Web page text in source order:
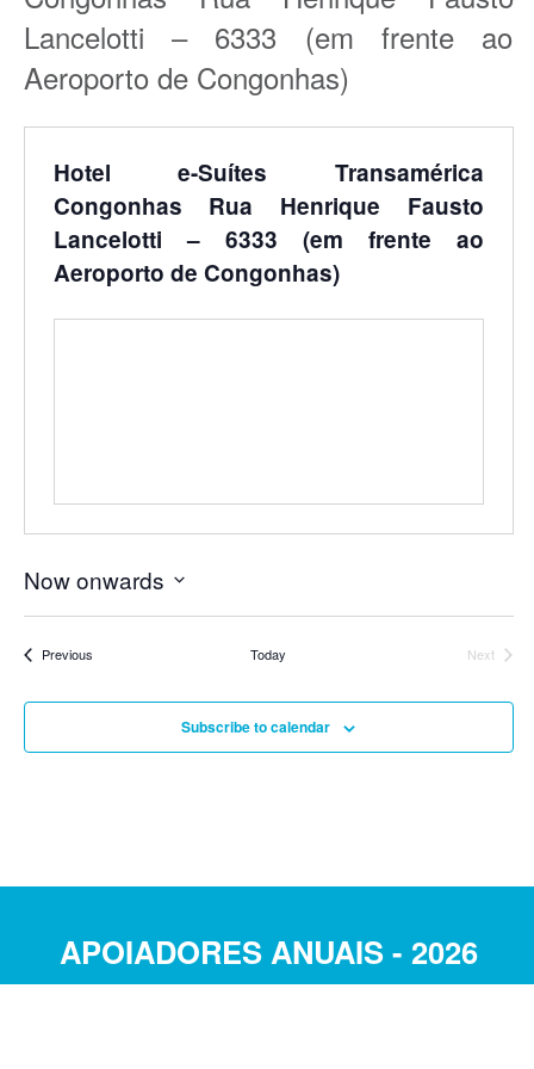
Lancelotti – 6333 (em frente ao
Aeroporto de Congonhas)
Hotel e-Suítes Transamérica
Congonhas Rua Henrique Fausto
Lancelotti – 6333 (em frente ao
Aeroporto de Congonhas)
Now onwards
PreviousEvents Today
Next
Subscribe to calendar
APOIADORES ANUAIS - 2026